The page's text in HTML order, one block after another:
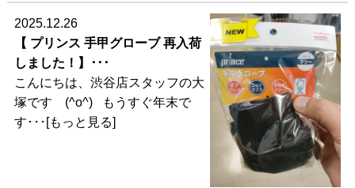
2025.12.26
【 プリンス 手甲グローブ 再入荷
しました！】･･･
こんにちは、渋谷店スタッフの大
塚です (^o^) もうすぐ年末で
す･･･[もっと見る]